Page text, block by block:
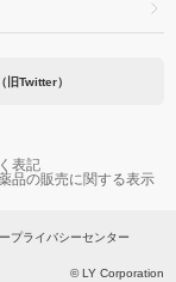
旧Twitter）
表記
品の販売に関する表示
プライバシーセンター
© LY Corporation